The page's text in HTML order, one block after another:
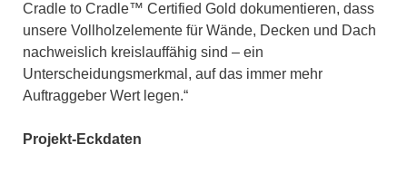
Cradle to Cradle™ Certified Gold dokumentieren, dass
unsere Vollholzelemente für Wände, Decken und Dach
nachweislich kreislauffähig sind – ein
Unterscheidungsmerkmal, auf das immer mehr
Auftraggeber Wert legen.“
Projekt-Eckdaten